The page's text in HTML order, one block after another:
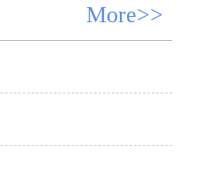
More>>